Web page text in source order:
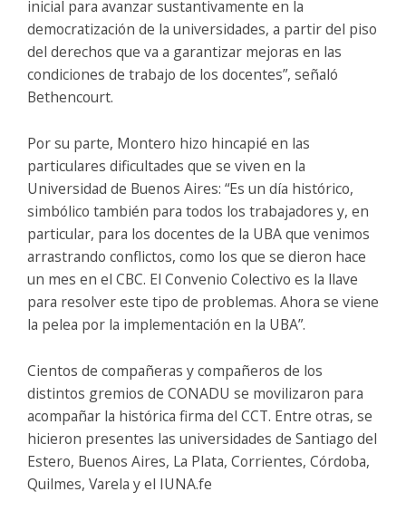
inicial para avanzar sustantivamente en la
democratización de la universidades, a partir del piso
del derechos que va a garantizar mejoras en las
condiciones de trabajo de los docentes”, señaló
Bethencourt.
Por su parte, Montero hizo hincapié en las
particulares dificultades que se viven en la
Universidad de Buenos Aires: “Es un día histórico,
simbólico también para todos los trabajadores y, en
particular, para los docentes de la UBA que venimos
arrastrando conflictos, como los que se dieron hace
un mes en el CBC. El Convenio Colectivo es la llave
para resolver este tipo de problemas. Ahora se viene
la pelea por la implementación en la UBA”.
Cientos de compañeras y compañeros de los
distintos gremios de CONADU se movilizaron para
acompañar la histórica firma del CCT. Entre otras, se
hicieron presentes las universidades de Santiago del
Estero, Buenos Aires, La Plata, Corrientes, Córdoba,
Quilmes, Varela y el IUNA.fe